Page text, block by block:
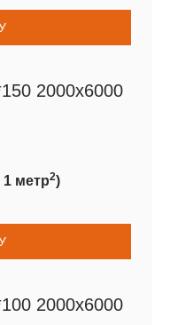
2000х6000
1 метр2)
2000х6000